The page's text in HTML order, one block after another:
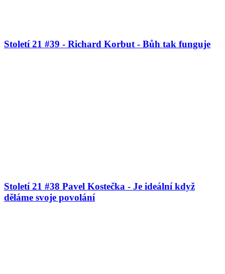
Století 21 #39 - Richard Korbut - Bůh tak funguje
Století 21 #38 Pavel Kostečka - Je ideální když
děláme svoje povolání